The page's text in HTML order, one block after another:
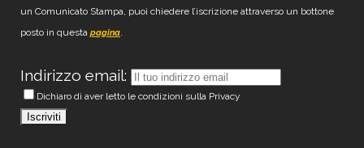
un Comunicato Stampa, puoi chiedere l’iscrizione attraverso un bottone
posto in questa pagina.
Indirizzo email:
Dichiaro di aver letto le condizioni sulla Privacy